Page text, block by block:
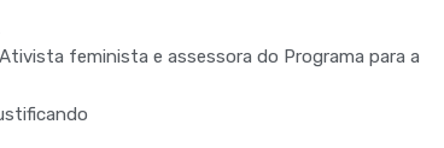
feminista e assessora do Programa para a